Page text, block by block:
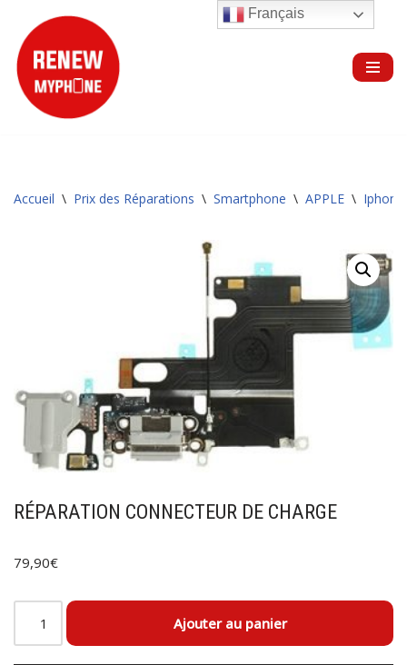
Aller
au
contenu
Accueil \ Prix des Réparations \ Smartphone \ APPLE \
RÉPARATION CONNECTEUR DE CHARGE
79,90€
Ajouter au panier
Français